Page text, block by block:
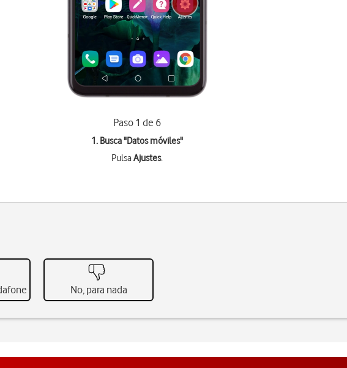
Paso 1 de 6
1. Busca "Datos móviles"
PulsaAjustes.
No, para nada